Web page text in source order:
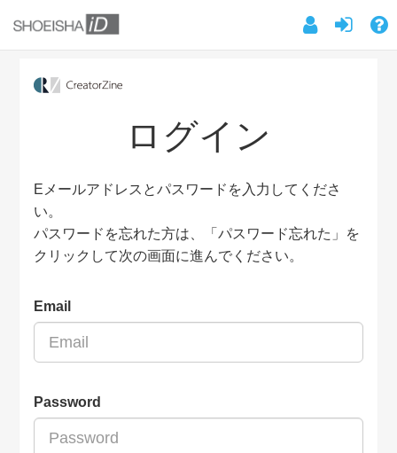
ログイン
Eメールアドレスとパスワードを入力してくださ
い。
パスワードを忘れた方は、「パスワード忘れた」を
クリックして次の画面に進んでください。
Email
Password